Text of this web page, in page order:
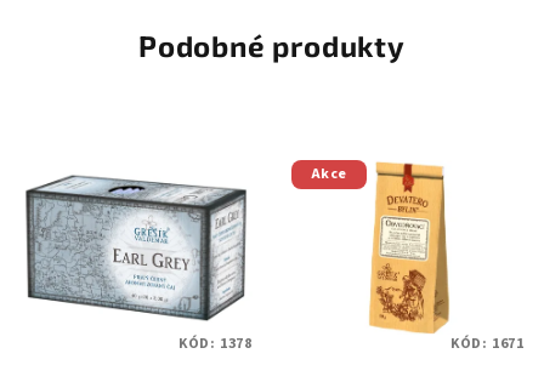
Podobné produkty
KÓD: 1378
Akce
KÓD: 1671